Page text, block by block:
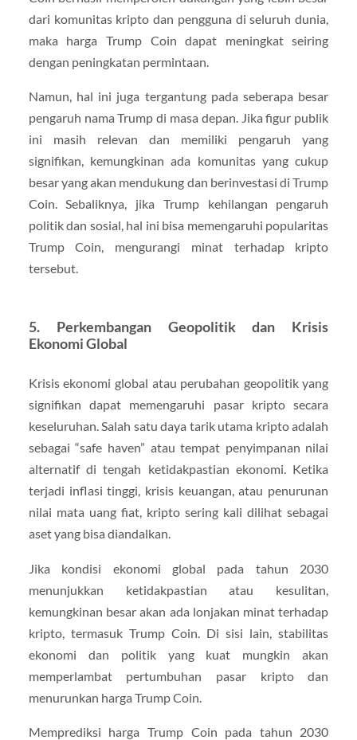
dari komunitas kripto dan pengguna di seluruh dunia,
maka harga Trump Coin dapat meningkat seiring
dengan peningkatan permintaan.
Namun, hal ini juga tergantung pada seberapa besar
pengaruh nama Trump di masa depan. Jika figur publik
ini masih relevan dan memiliki pengaruh yang
signifikan, kemungkinan ada komunitas yang cukup
besar yang akan mendukung dan berinvestasi di Trump
Coin. Sebaliknya, jika Trump kehilangan pengaruh
politik dan sosial, hal ini bisa memengaruhi popularitas
Trump Coin, mengurangi minat terhadap kripto
tersebut.
5. Perkembangan Geopolitik dan Krisis
Ekonomi Global
Krisis ekonomi global atau perubahan geopolitik yang
signifikan dapat memengaruhi pasar kripto secara
keseluruhan. Salah satu daya tarik utama kripto adalah
sebagai “safe haven” atau tempat penyimpanan nilai
alternatif di tengah ketidakpastian ekonomi. Ketika
terjadi inflasi tinggi, krisis keuangan, atau penurunan
nilai mata uang fiat, kripto sering kali dilihat sebagai
aset yang bisa diandalkan.
Jika kondisi ekonomi global pada tahun 2030
menunjukkan ketidakpastian atau kesulitan,
kemungkinan besar akan ada lonjakan minat terhadap
kripto, termasuk Trump Coin. Di sisi lain, stabilitas
ekonomi dan politik yang kuat mungkin akan
memperlambat pertumbuhan pasar kripto dan
menurunkan harga Trump Coin.
Memprediksi harga Trump Coin pada tahun 2030